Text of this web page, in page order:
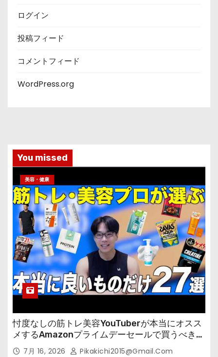
ログイン
投稿フィード
コメントフィード
WordPress.org
You missed
美容・健康
忖度なしの筋トレ美容YouTuberが本当にオスス
メするAmazonプライムデーセールで買うべきも
の 7月 16, 2026 Pikakichi2015@gmail.com